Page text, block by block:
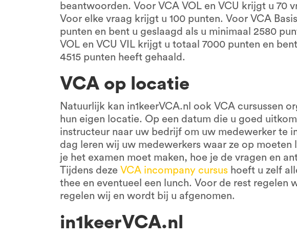
beantwoorden. Voor VCA VOL en VCU krijgt u 70
Voor elke vraag krijgt u 100 punten. Voor VCA
punten en bent u geslaagd als u minimaal 2580
VOL en VCU VIL krijgt u totaal 7000 punten en
4515 punten heeft gehaald.
VCA op locatie
Natuurlijk kan in1keerVCA.nl ook VCA cursussen
hun eigen locatie. Op een datum die u goed
instructeur naar uw bedrijf om uw medewerker te
dag leren wij uw medewerkers waar ze op
je het examen moet maken, hoe je de vragen en
Tijdens deze VCA incompany cursus hoeft u zelf
thee en eventueel een lunch. Voor de rest regelen
regelen wij en wordt bij u afgenomen.
in1keerVCA.nl